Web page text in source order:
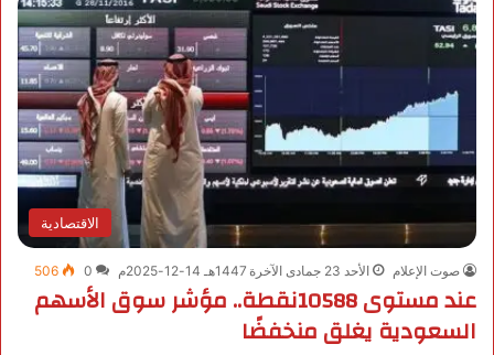
الاقتصادية
صوت الإعلام الأحد 23 جمادى الآخرة 1447هـ 14-12-2025م 0
506
عند مستوى 10588نقطة.. مؤشر سوق الأسهم
السعودية يغلق منخفضًا